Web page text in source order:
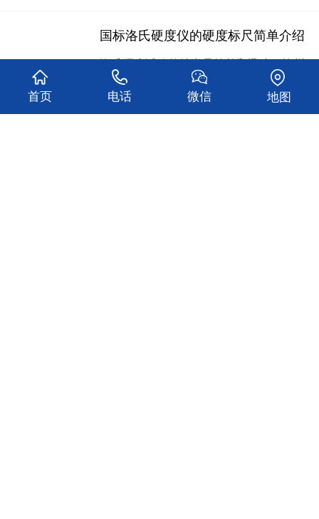
国标洛氏硬度仪的硬度标尺简单介绍
洛氏硬度试验的特点是简单和迅速。沧州
欧谱由于洛氏硬度仪操作简单，压痕…
首页 电话 微信 地图